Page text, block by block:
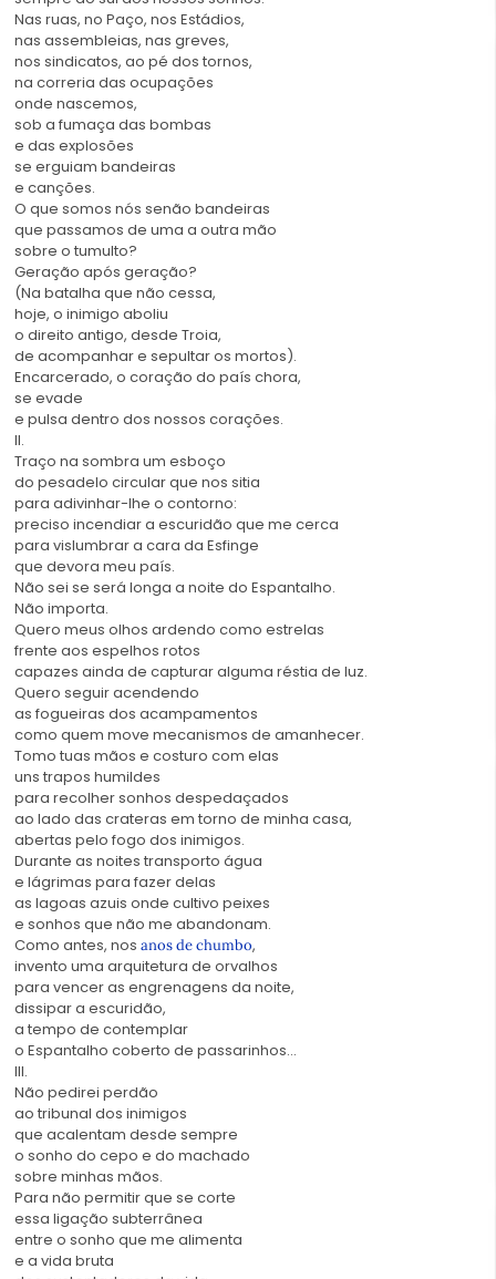
Nas ruas, no Paço, nos Estádios,
nas assembleias, nas greves,
nos sindicatos, ao pé dos tornos,
na correria das ocupações
onde nascemos,
sob a fumaça das bombas
e das explosões
se erguiam bandeiras
e canções.
O que somos nós senão bandeiras
que passamos de uma a outra mão
sobre o tumulto?
Geração após geração?
(Na batalha que não cessa,
hoje, o inimigo aboliu
o direito antigo, desde Troia,
de acompanhar e sepultar os mortos).
Encarcerado, o coração do país chora,
se evade
e pulsa dentro dos nossos corações.
II.
Traço na sombra um esboço
do pesadelo circular que nos sitia
para adivinhar-lhe o contorno:
preciso incendiar a escuridão que me cerca
para vislumbrar a cara da Esfinge
que devora meu país.
Não sei se será longa a noite do Espantalho.
Não importa.
Quero meus olhos ardendo como estrelas
frente aos espelhos rotos
capazes ainda de capturar alguma réstia de luz.
Quero seguir acendendo
as fogueiras dos acampamentos
como quem move mecanismos de amanhecer.
Tomo tuas mãos e costuro com elas
uns trapos humildes
para recolher sonhos despedaçados
ao lado das crateras em torno de minha casa,
abertas pelo fogo dos inimigos.
Durante as noites transporto água
e lágrimas para fazer delas
as lagoas azuis onde cultivo peixes
e sonhos que não me abandonam.
Como antes, nos anos de chumbo,
invento uma arquitetura de orvalhos
para vencer as engrenagens da noite,
dissipar a escuridão,
a tempo de contemplar
o Espantalho coberto de passarinhos…
III.
Não pedirei perdão
ao tribunal dos inimigos
que acalentam desde sempre
o sonho do cepo e do machado
sobre minhas mãos.
Para não permitir que se corte
essa ligação subterrânea
entre o sonho que me alimenta
e a vida bruta